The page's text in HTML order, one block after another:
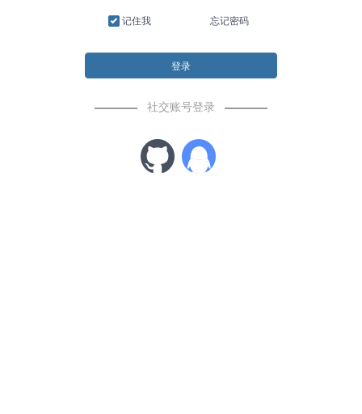
记住我 忘记密码
登录
社交账号登录